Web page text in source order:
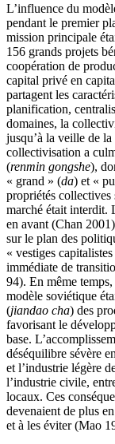
L’influence du
pendant le premier
mission principale
156 grands projets
coopération de
capital privé en
partagent les
planification,
domaines, la
jusqu’à la veille de
collectivisation a
(renmin gongshe),
« grand » (da) et «
propriétés collectives
marché était interdit.
en avant (Chan
sur le plan des
« vestiges
immédiate de
94). En même
modèle soviétique
(jiandao cha) des
favorisant le
base.
déséquilibre sévère
et l’industrie légère
l’industrie civile,
locaux. Ces
devenaient de plus
et à les éviter (Mao